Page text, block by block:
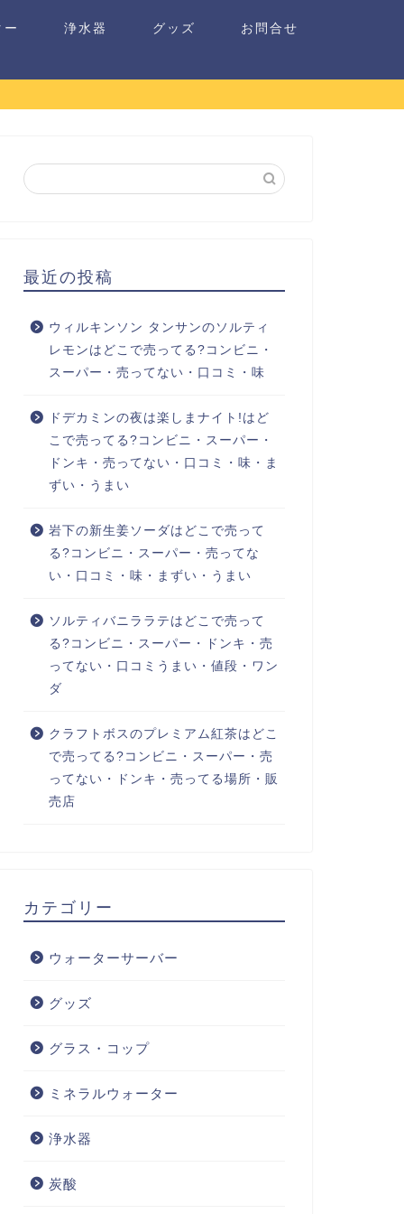
浄水器 グッズ お問合せ
最近の投稿
ウィルキンソン タンサンのソルティ
レモンはどこで売ってる?コンビニ・
スーパー・売ってない・口コミ・味
ドデカミンの夜は楽しまナイト!はど
こで売ってる?コンビニ・スーパー・
ドンキ・売ってない・口コミ・味・ま
ずい・うまい
岩下の新生姜ソーダはどこで売って
る?コンビニ・スーパー・売ってな
い・口コミ・味・まずい・うまい
ソルティバニララテはどこで売って
る?コンビニ・スーパー・ドンキ・売
ってない・口コミうまい・値段・ワン
ダ
クラフトボスのプレミアム紅茶はどこ
で売ってる?コンビニ・スーパー・売
ってない・ドンキ・売ってる場所・販
売店
カテゴリー
ウォーターサーバー
グッズ
グラス・コップ
ミネラルウォーター
浄水器
炭酸